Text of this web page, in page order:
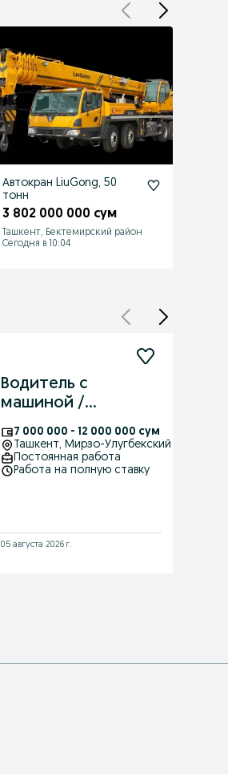
Автокран LiuGong, 50
тонн
3 802 000 000 сум
Ташкент, Бектемирский район
Сегодня в 10:04
Водитель с
машиной /
bilan
7 000 000 - 12 000 000 сум
Ташкент, Мирзо-Улугбекский район
Постоянная работа
Работа на полную ставку
05 августа 2026 г.